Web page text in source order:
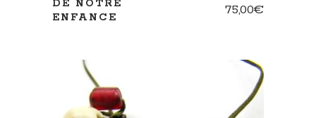
DE NOTRE
ENFANCE
75,00€